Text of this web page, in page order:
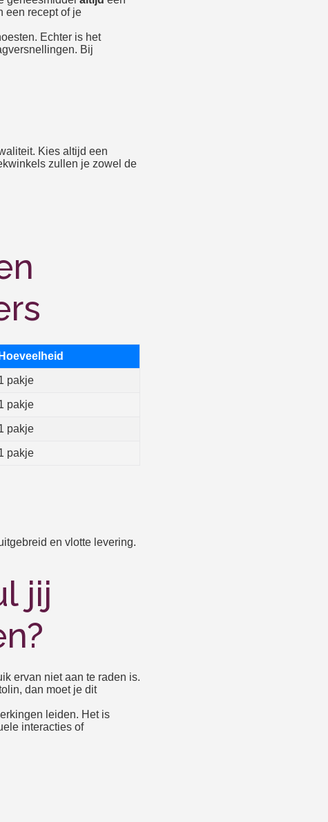
een recept of je
Echter is het
Bij
Kies altijd een
zullen je zowel de
Hoeveelheid
pakje
pakje
pakje
pakje
en vlotte levering.
jij
ervan niet aan te raden is.
dan moet je dit
leiden. Het is
interacties of